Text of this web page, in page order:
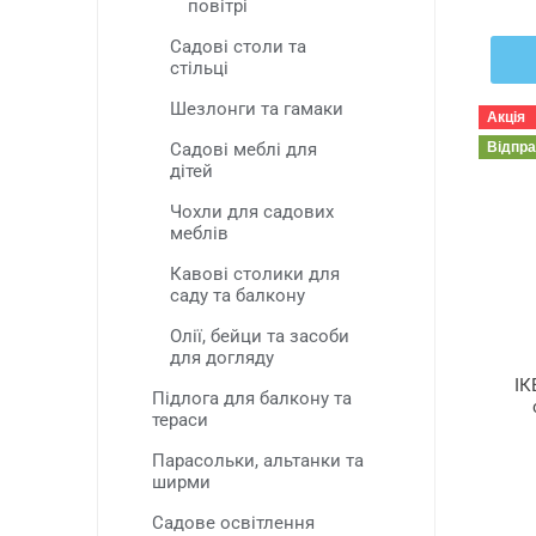
повітрі
Садові столи та
стільці
Шезлонги та гамаки
Садові меблі для
дітей
Чохли для садових
меблів
Кавові столики для
саду та балкону
Олії, бейци та засоби
для догляду
Підлога для балкону та
тераси
Парасольки, альтанки та
ширми
Садове освітлення
Акція